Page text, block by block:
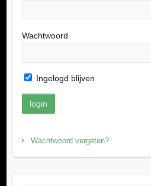
Wachtwoord
Ingelogd blijven
Wachtwoord vergeten?